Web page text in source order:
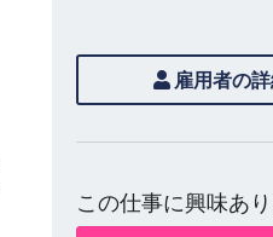
雇用者の
この仕事に興味あ